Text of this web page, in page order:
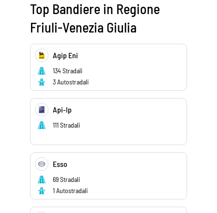
Top Bandiere in Regione
Friuli-Venezia Giulia
Agip Eni
134 Stradali
3 Autostradali
Api-Ip
111 Stradali
Esso
69 Stradali
1 Autostradali